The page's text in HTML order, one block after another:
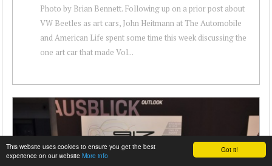
Got it!
This website uses cookies to ensure you get the best
experience on our website More info
Photo by Brian Bennett. Following up on a prior post about
VW Beetles as art cars, John Heitmann at The Automobile
and American Life spent some time this week discussing the
one art car that made Vol...